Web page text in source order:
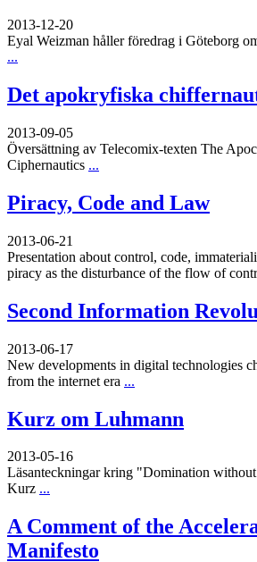
2013-12-20
Eyal Weizman håller föredrag i Göteborg
...
Det apokryfiska
2013-09-05
Översättning av Telecomix-texten The
Ciphernautics ...
Piracy, Code and Law
2013-06-21
Presentation about control, code,
piracy as the disturbance of the flow of
Second Information
2013-06-17
New developments in digital technologies
from the internet era ...
Kurz om Luhmann
2013-05-16
Läsanteckningar kring "Domination
Kurz ...
A Comment of the
Manifesto